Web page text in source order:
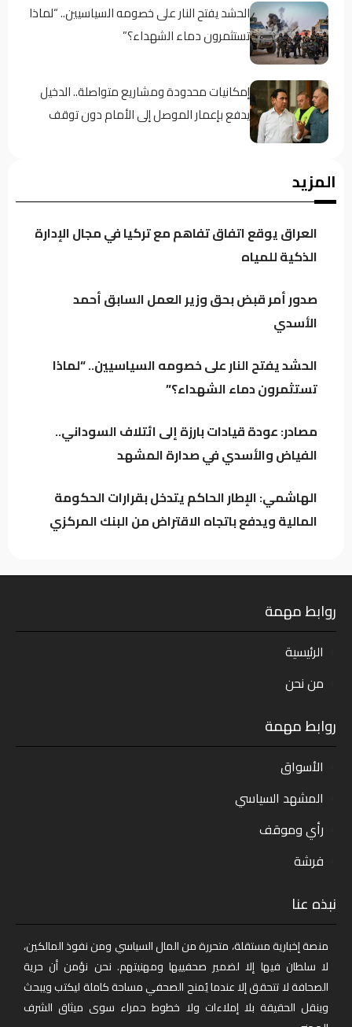
الحشد يفتح النار على خصومه السياسيين.. “لماذا
تستثمرون دماء الشهداء؟”
إمكانيات محدودة ومشاريع متواصلة.. الدخيل
يدفع بإعمار الموصل إلى الأمام دون توقف
تنسيق متصاعد بين بغداد وأربيل.. دعم كردي
المالية ويدفع باتجاه الاقتراض من البنك المركزي
المزيد
العراق يوقع اتفاق تفاهم مع تركيا في مجال الإدارة
الذكية للمياه
صدور أمر قبض بحق وزير العمل السابق أحمد
الأسدي
الحشد يفتح النار على خصومه السياسيين.. “لماذا
تستثمرون دماء الشهداء؟”
مصادر: عودة قيادات بارزة إلى ائتلاف السوداني..
الفياض والأسدي في صدارة المشهد
الهاشمي: الإطار الحاكم يتدخل بقرارات الحكومة
المالية ويدفع باتجاه الاقتراض من البنك المركزي
روابط مهمة
الرئيسية
من نحن
روابط مهمة
الأسواق
المشهد السياسي
رأي وموقف
فرشة
نبذه عنا
منصة إخبارية مستقلة، متحررة من المال السياسي ومن نفوذ المالكين،
لا سلطان فيها إلا لضمير صحفييها ومهنيتهم. نحن نؤمن أن حرية
الصحافة لا تتحقق إلا عندما يُمنح الصحفي مساحة كاملة ليكتب ويبحث
وينقل الحقيقة بلا إملاءات ولا خطوط حمراء سوى ميثاق الشرف